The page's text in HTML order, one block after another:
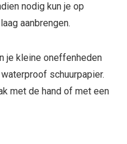
nodig kun je op
aanbrengen.
je kleine oneffenheden
schuurpapier.
met de hand of met een